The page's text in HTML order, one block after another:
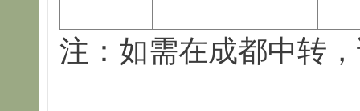
注：如需在成都中转